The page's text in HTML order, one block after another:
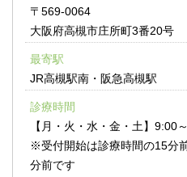
〒569-0064
大阪府高槻市庄所町3番20号
最寄駅
JR高槻駅南・阪急高槻駅
診療時間
【月・火・水・金・土】9:00
※受付開始は診療時間の15分
分前です